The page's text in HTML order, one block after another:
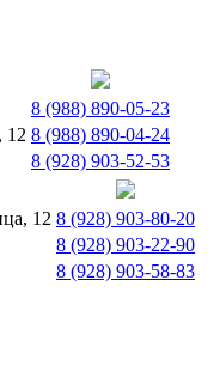
8 (988) 890-05-23
12 8 (988) 890-04-24
8 (928) 903-52-53
12 8 (928) 903-80-20
8 (928) 903-22-90
8 (928) 903-58-83